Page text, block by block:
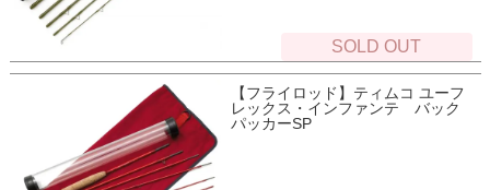
SOLD OUT
【フライロッド】ティムコ ユーフ
レックス・インファンテ バック
パッカーSP